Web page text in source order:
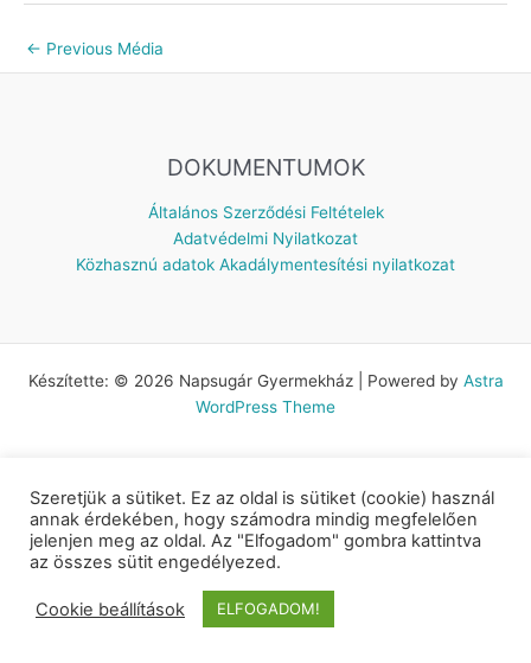
← Previous Média
DOKUMENTUMOK
Általános Szerződési Feltételek
Adatvédelmi Nyilatkozat
Közhasznú adatok Akadálymentesítési nyilatkozat
Készítette: © 2026 Napsugár Gyermekház | Powered by Astra
WordPress Theme
Szeretjük a sütiket. Ez az oldal is sütiket (cookie) használ
annak érdekében, hogy számodra mindig megfelelően
jelenjen meg az oldal. Az "Elfogadom" gombra kattintva
az összes sütit engedélyezed.
Cookie beállítások ELFOGADOM!